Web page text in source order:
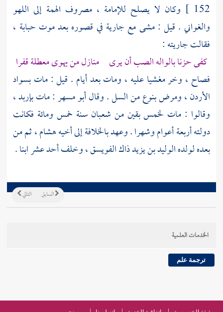
152 ]
وكان لا يصلح للإمامة ، مصروف الهمة إلى اللهو
والغواني . قيل : مشى مع جارية في قصوره بعد موت حبابة ،
فقالت جاريته :
كفى حزنا بالواله الصب أن يرى منازل من يهوى معطلة قفرا
فصاح ، وخر مغشيا عليه ، ومات بعد أيام . قيل : مات بسواد
الأردن، ومرض بنوع من السل . وقالأبو مسهر: ماتبإربد،
وقالوا : مات لخمس بقين من شعبان سنة خمس ومائة فكانت
دولته أربعة أعوام وشهرا . وعهد بالخلافة إلى أخيههشام، ثم من
بعده لولدهالوليد بن يزيدذاك الفويسق ، وخلف أحد عشر ابنا .
التالي السابق
الخدمات العلمية
ترجمة علم